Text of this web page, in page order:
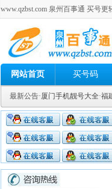
www.qzbst.com 泉州百事通 买号更
网站首页 买号码
最新公告·厦门手机靓号大全·福